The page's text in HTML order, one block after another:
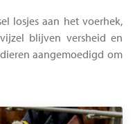
losjes aan het voerhek,
blijven versheid en
aangemoedigd om